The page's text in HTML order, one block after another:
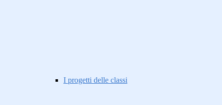
I progetti delle classi